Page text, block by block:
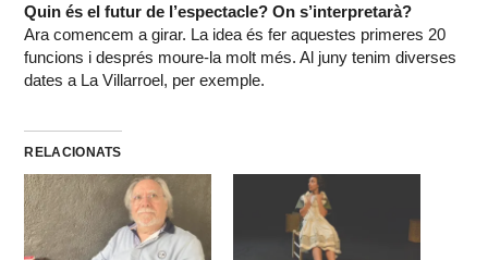
Quin és el futur de l’espectacle? On s’interpretarà?
Ara comencem a girar. La idea és fer aquestes primeres 20
funcions i després moure-la molt més. Al juny tenim diverses
dates a La Villarroel, per exemple.
RELACIONATS